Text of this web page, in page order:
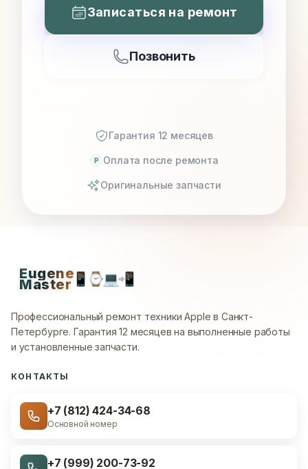
Записаться на ремонт
Позвонить
Гарантия 12 месяцев
P Оплата после ремонта
Оригинальные запчасти
Eugene
Master📱 ⌚💻📲
Профессиональный ремонт техники Apple в Санкт-
Петербурге. Гарантия 12 месяцев на выполненные работы
и установленные запчасти.
КОНТАКТЫ
+7 (812) 424-34-68
Основной номер
+7 (999) 200-73-92